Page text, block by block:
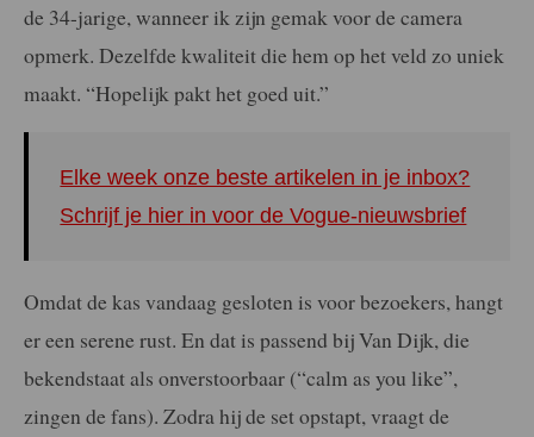
de 34-jarige, wanneer ik zijn gemak voor de camera
opmerk. Dezelfde kwaliteit die hem op het veld zo uniek
maakt. “Hopelijk pakt het goed uit.”
Elke week onze beste artikelen in je inbox?
Schrijf je hier in voor de Vogue-nieuwsbrief
Omdat de kas vandaag gesloten is voor bezoekers, hangt
er een serene rust. En dat is passend bij Van Dijk, die
bekendstaat als onverstoorbaar (“calm as you like”,
zingen de fans). Zodra hij de set opstapt, vraagt de